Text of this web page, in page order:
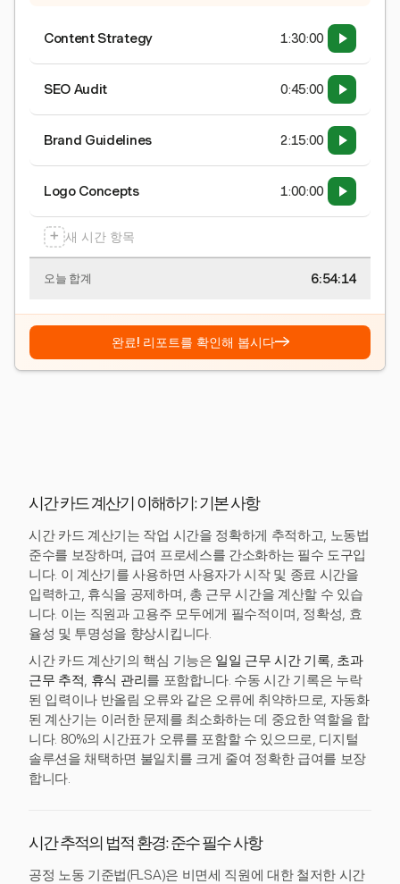
Content Strategy 1:30:00
SEO Audit 0:45:00
Brand Guidelines 2:15:00
Logo Concepts 1:00:00
+ 새 시간 항목
오늘 합계 6:54:15
완료! 리포트를 확인해 봅시다→
시간 카드 계산기 이해하기: 기본 사항
시간 카드 계산기는 작업 시간을 정확하게 추적하고, 노동법
준수를 보장하며, 급여 프로세스를 간소화하는 필수 도구입
니다. 이 계산기를 사용하면 사용자가 시작 및 종료 시간을
입력하고, 휴식을 공제하며, 총 근무 시간을 계산할 수 있습
니다. 이는 직원과 고용주 모두에게 필수적이며, 정확성, 효
율성 및 투명성을 향상시킵니다.
시간 카드 계산기의 핵심 기능은 일일 근무 시간 기록, 초과
근무 추적, 휴식 관리를 포함합니다. 수동 시간 기록은 누락
된 입력이나 반올림 오류와 같은 오류에 취약하므로, 자동화
된 계산기는 이러한 문제를 최소화하는 데 중요한 역할을 합
니다. 80%의 시간표가 오류를 포함할 수 있으므로, 디지털
솔루션을 채택하면 불일치를 크게 줄여 정확한 급여를 보장
합니다.
시간 추적의 법적 환경: 준수 필수 사항
공정 노동 기준법(FLSA)은 비면세 직원에 대한 철저한 시간